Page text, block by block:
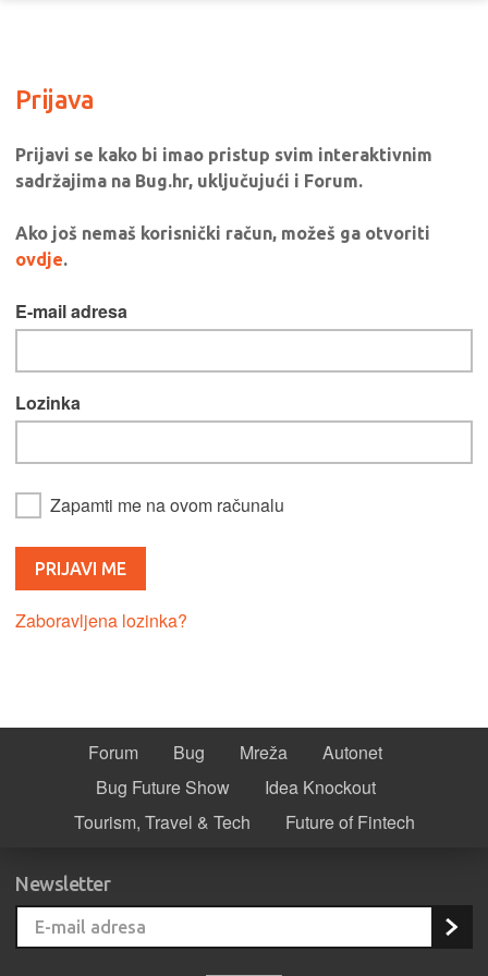
Prijava
Prijavi se kako bi imao pristup svim interaktivnim
sadržajima na Bug.hr, uključujući i Forum.
Ako još nemaš korisnički račun, možeš ga otvoriti
ovdje.
E-mail adresa
Lozinka
Zapamti me na ovom računalu
Zaboravljena lozinka?
Forum Bug Mreža
Autonet
Bug Future Show
Idea Knockout
Tourism, Travel & Tech
Future of Fintech
Newsletter